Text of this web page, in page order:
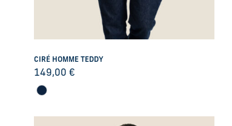
CIRÉ HOMME TEDDY
149,00 €